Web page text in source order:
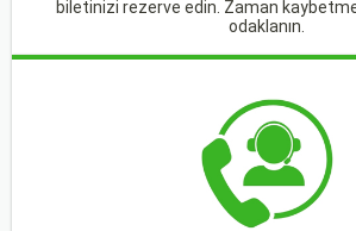
biletinizi rezerve edin. Zaman
odaklanın.